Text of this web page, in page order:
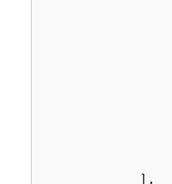
            ],